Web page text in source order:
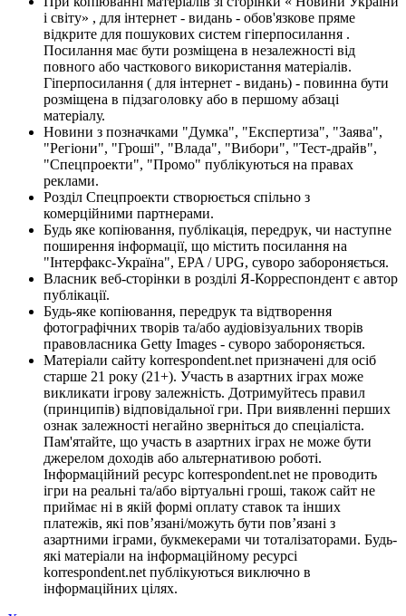
і світу» , для інтернет - видань - обов'язкове пряме
відкрите для пошукових систем гіперпосилання .
Посилання має бути розміщена в незалежності від
повного або часткового використання матеріалів.
Гіперпосилання ( для інтернет - видань) - повинна бути
розміщена в підзаголовку або в першому абзаці
матеріалу.
Новини з позначками "Думка", "Експертиза", "Заява",
"Регіони", "Гроші", "Влада", "Вибори", "Тест-драйв",
"Спецпроекти", "Промо" публікуються на правах
реклами.
Розділ Спецпроекти створюється спільно з
комерційними партнерами.
Будь яке копіювання, публікація, передрук, чи наступне
поширення інформації, що містить посилання на
"Інтерфакс-Україна", EPA / UPG, суворо забороняється.
Власник веб-сторінки в розділі Я-Корреспондент є автор
публікації.
Будь-яке копіювання, передрук та відтворення
фотографічних творів та/або аудіовізуальних творів
правовласника Getty Images - суворо забороняється.
Матеріали сайту korrespondent.net призначені для осіб
старше 21 року (21+). Участь в азартних іграх може
викликати ігрову залежність. Дотримуйтесь правил
(принципів) відповідальної гри. При виявленні перших
ознак залежності негайно зверніться до спеціаліста.
Пам'ятайте, що участь в азартних іграх не може бути
джерелом доходів або альтернативою роботі.
Інформаційний ресурс korrespondent.net не проводить
ігри на реальні та/або віртуальні гроші, також сайт не
приймає ні в якій формі оплату ставок та інших
платежів, які пов’язані/можуть бути пов’язані з
азартними іграми, букмекерами чи тоталізаторами. Будь-
які матеріали на інформаційному ресурсі
korrespondent.net публікуються виключно в
інформаційних цілях.